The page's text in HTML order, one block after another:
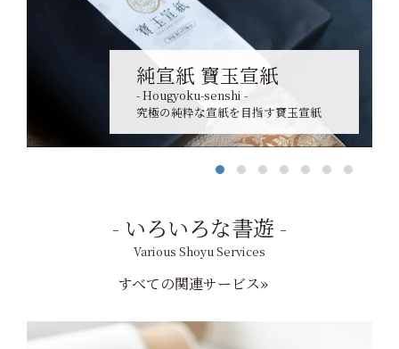
純宣紙 寶玉宣紙
- Hougyoku-senshi -
究極の純粋な宣紙を目指す寶玉宣紙
いろいろな書遊
Various Shoyu Services
すべての関連サービス»